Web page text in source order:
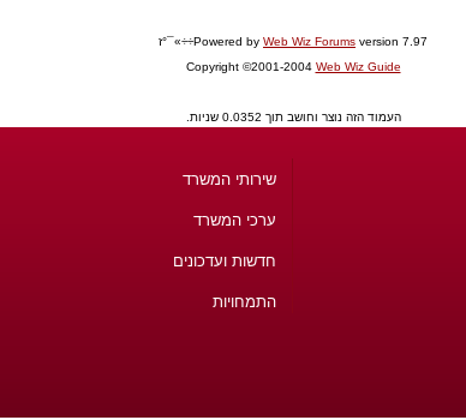
Powered by Web Wiz Forums version 7.97÷÷»¯°ז
Copyright ©2001-2004 Web Wiz Guide
העמוד הזה נוצר וחושב תוך 0.0352 שניות.
שירותי המשרד
ערכי המשרד
חדשות ועדכונים
התמחויות